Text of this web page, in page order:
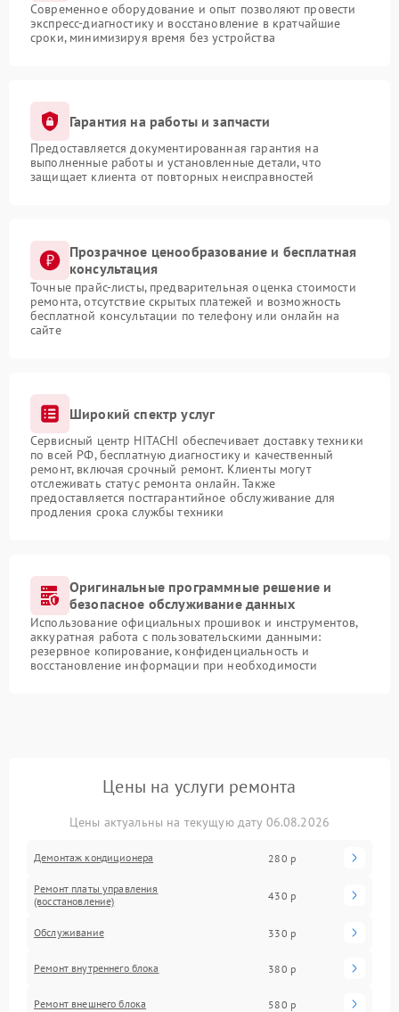
Современное оборудование и опыт позволяют провести
экспресс-диагностику и восстановление в кратчайшие
сроки, минимизируя время без устройства
Гарантия на работы и запчасти
Предоставляется документированная гарантия на
выполненные работы и установленные детали, что
защищает клиента от повторных неисправностей
Прозрачное ценообразование и бесплатная
консультация
Точные прайс-листы, предварительная оценка стоимости
ремонта, отсутствие скрытых платежей и возможность
бесплатной консультации по телефону или онлайн на
сайте
Широкий спектр услуг
Сервисный центр HITACHI обеспечивает доставку техники
по всей РФ, бесплатную диагностику и качественный
ремонт, включая срочный ремонт. Клиенты могут
отслеживать статус ремонта онлайн. Также
предоставляется постгарантийное обслуживание для
продления срока службы техники
Оригинальные программные решение и
безопасное обслуживание данных
Использование официальных прошивок и инструментов,
аккуратная работа с пользовательскими данными:
резервное копирование, конфиденциальность и
восстановление информации при необходимости
Цены на услуги ремонта
Цены актуальны на текущую дату 06.08.2026
Демонтаж кондиционера 280 р
Ремонт платы управления
(восстановление)
430 р
Обслуживание 330 р
Ремонт внутреннего блока 380 р
Ремонт внешнего блока 580 р